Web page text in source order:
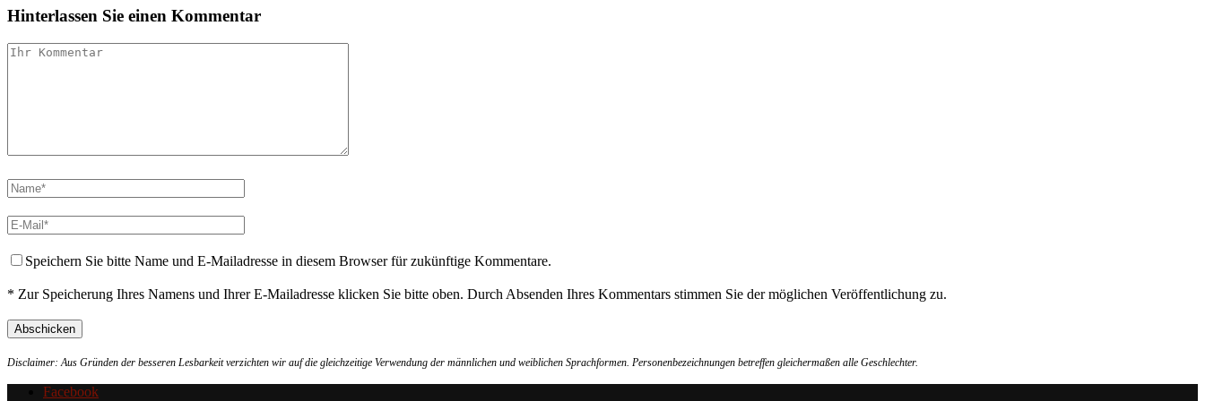
Hinterlassen Sie einen Kommentar
Speichern Sie bitte Name und E-Mailadresse in diesem Browser für zukünftige Kommentare.
* Zur Speicherung Ihres Namens und Ihrer E-Mailadresse klicken Sie bitte oben. Durch Absenden Ihres Kommentars stimmen Sie der möglichen Veröffentlichung zu.
Disclaimer: Aus Gründen der besseren Lesbarkeit verzichten wir auf die gleichzeitige Verwendung der männlichen und weiblichen Sprachformen. Personenbezeichnungen betreffen gleichermaßen alle Geschlechter.
Facebook